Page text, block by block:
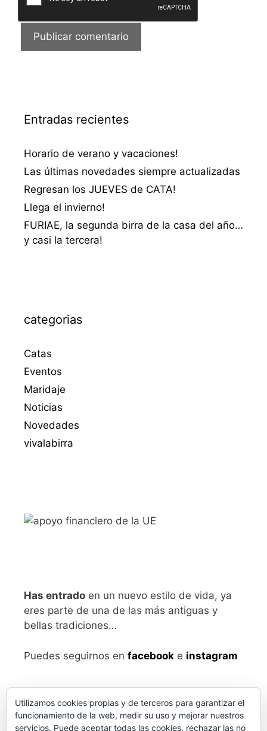
Entradas recientes
Horario de verano y vacaciones!
Las últimas novedades siempre actualizadas
Regresan los JUEVES de CATA!
Llega el invierno!
FURIAE, la segunda birra de la casa del año…
y casi la tercera!
categorias
Catas
Eventos
Maridaje
Noticias
Novedades
vivalabirra
Has entrado en un nuevo estilo de vida, ya
eres parte de una de las más antiguas y
bellas tradiciones…
Puedes seguirnos en facebook e instagram
Utilizamos cookies propias y de terceros para garantizar el
funcionamiento de la web, medir su uso y mejorar nuestros
servicios. Puede aceptar todas las cookies, rechazar las no